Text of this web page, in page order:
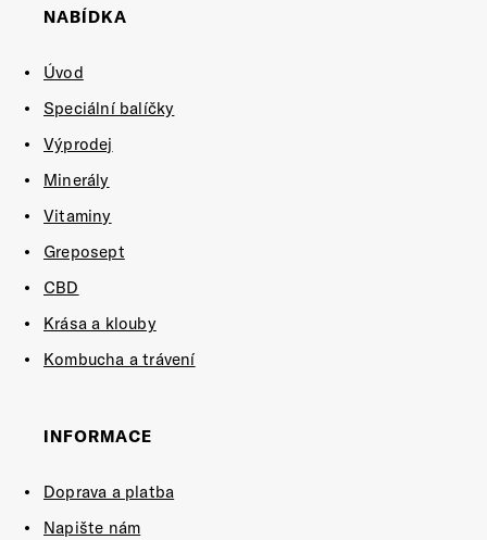
NABÍDKA
Úvod
Speciální balíčky
Výprodej
Minerály
Vitaminy
Greposept
CBD
Krása a klouby
Kombucha a trávení
INFORMACE
Doprava a platba
Napište nám